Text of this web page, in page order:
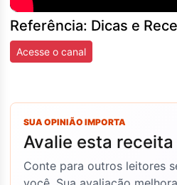
Referência: Dicas e
Acesse o canal
SUA OPINIÃO IMPORTA
Avalie esta receita
Conte para outros leitores